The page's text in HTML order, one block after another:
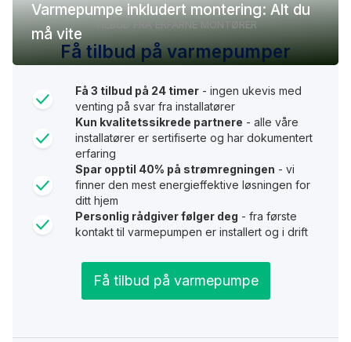
Varmepumpe inkludert montering: Alt du
må vite
TILBUD FRA ERFARNE MONTØRER
Få tilbud på varmepumper
Få 3 tilbud på 24 timer - ingen ukevis med
venting på svar fra installatører
Kun kvalitetssikrede partnere - alle våre
installatører er sertifiserte og har dokumentert
erfaring
Spar opptil 40% på strømregningen - vi
finner den mest energieffektive løsningen for
ditt hjem
Personlig rådgiver følger deg - fra første
kontakt til varmepumpen er installert og i drift
Få tilbud på varmepumpe